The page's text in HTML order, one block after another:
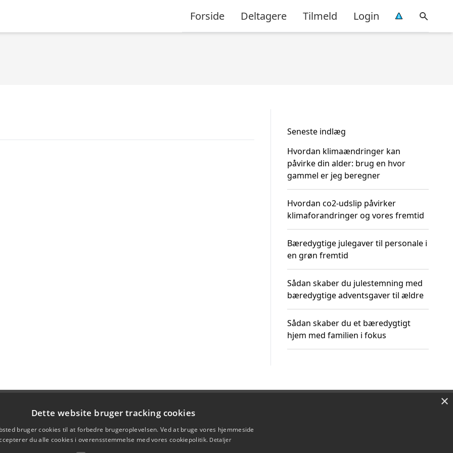
Forside Deltagere Tilmeld Login
Seneste indlæg
Hvordan klimaændringer kan
påvirke din alder: brug en hvor
gammel er jeg beregner
Hvordan co2-udslip påvirker
klimaforandringer og vores fremtid
Bæredygtige julegaver til personale i
en grøn fremtid
Sådan skaber du julestemning med
bæredygtige adventsgaver til ældre
Sådan skaber du et bæredygtigt
hjem med familien i fokus
×
Dette website bruger tracking cookies
bruger cookies til at forbedre brugeroplevelsen. Ved at bruge vores hjemmeside
du alle cookies i overensstemmelse med vores cookiepolitik. Detaljer